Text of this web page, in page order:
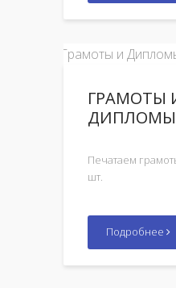
ГРАМОТЫ
ДИПЛОМЫ
Печатаем
шт.
Подробнее